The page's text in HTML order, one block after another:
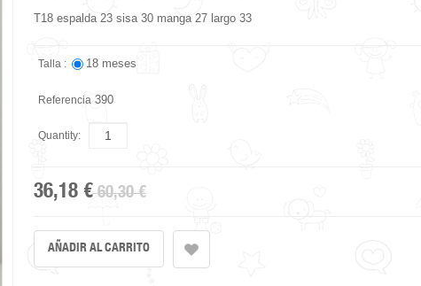
T18 espalda 23 sisa 30 manga 27 largo 33
Talla : 18 meses
Referencia 390
Quantity:
36,18 € 60,30 €